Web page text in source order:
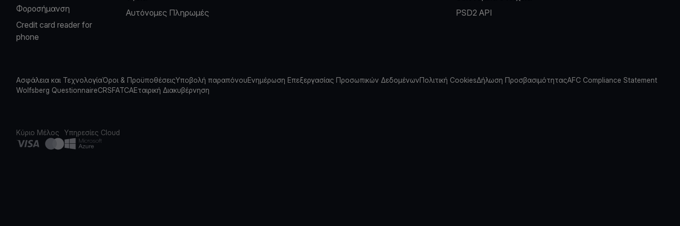
Φοροσήμανση
Credit card reader for
phone
Αυτόνομες Πληρωμές
PSD2 API
Ασφάλεια και ΤεχνολογίαΌροι & ΠροϋποθέσειςΥποβολή παραπόνουΕνημέρωση Επεξεργασίας Προσωπικών ΔεδομένωνΠολιτική CookiesΔήλωση ΠροσβασιμότηταςAFC Compliance Statement
Wolfsberg QuestionnaireCRSFATCAΕταιρική Διακυβέρνηση
Κύριο Μέλος Υπηρεσίες Cloud